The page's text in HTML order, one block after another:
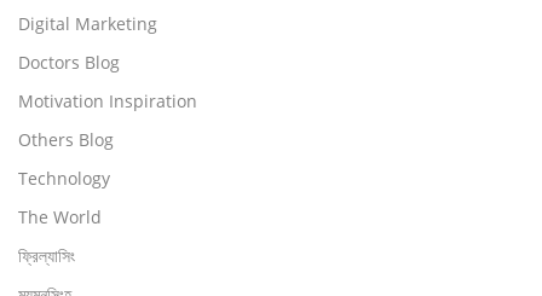
Digital Marketing
Doctors Blog
Motivation Inspiration
Others Blog
Technology
The World
ফ্রিল্যাসিং